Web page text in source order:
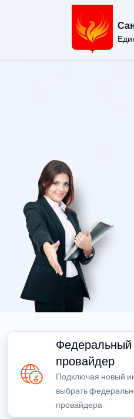
Федеральный
провайдер
Подключая новый
выбрать
провайдера